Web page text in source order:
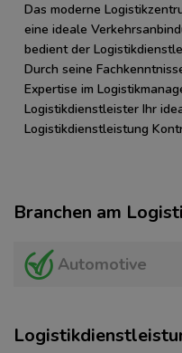
Das moderne
eine ideale
bedient der
Durch seine
Expertise im
Logistikdienstleister Ihr
Logistikdienstleistung
Branchen am
Automotive